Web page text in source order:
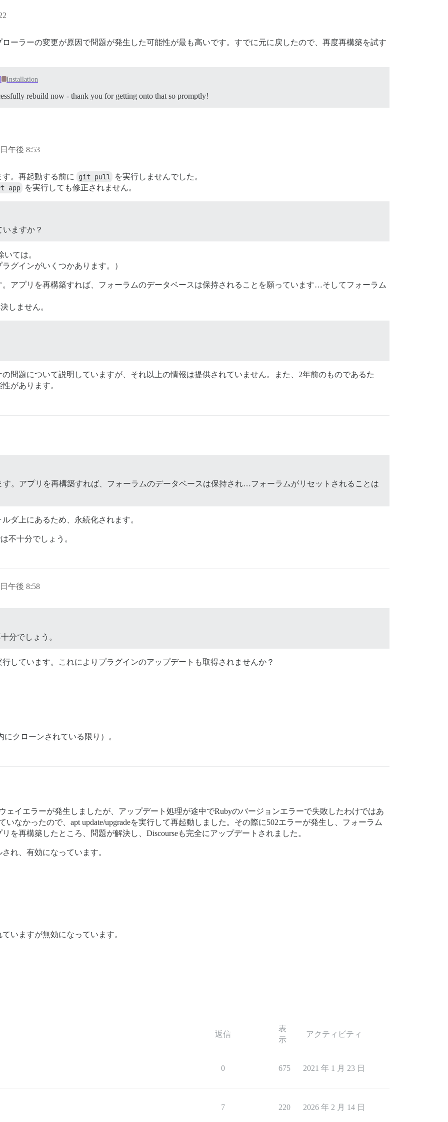
ーラーの変更が原因で問題が発生した可能性が最も高いです。すでに元に戻したので、再度再構築を試す
Installation
rebuild now - thank you for getting onto that so promptly!
午後 8:53
。再起動する前に git pull を実行しませんでした。
app を実行しても修正されません。
ますか？
ては。
グインがいくつかあります。）
アプリを再構築すれば、フォーラムのデータベースは保持されることを願っています…そしてフォーラム
しません。
問題について説明していますが、それ以上の情報は提供されていません。また、2年前のものであるた
があります。
。アプリを再構築すれば、フォーラムのデータベースは保持され…フォーラムがリセットされることは
ダ上にあるため、永続化されます。
不十分でしょう。
午後 8:58
分でしょう。
しています。これによりプラグインのアップデートも取得されませんか？
にクローンされている限り）。
ェイエラーが発生しましたが、アップデート処理が途中でRubyのバージョンエラーで失敗したわけではあ
なかったので、apt update/upgradeを実行して再起動しました。その際に502エラーが発生し、フォーラム
を再構築したところ、問題が解決し、Discourseも完全にアップデートされました。
れ、有効になっています。
いますが無効になっています。
返信
表
示
アクティビティ
0 675 2021 年 1 月 23 日
7 220 2026 年 2 月 14 日